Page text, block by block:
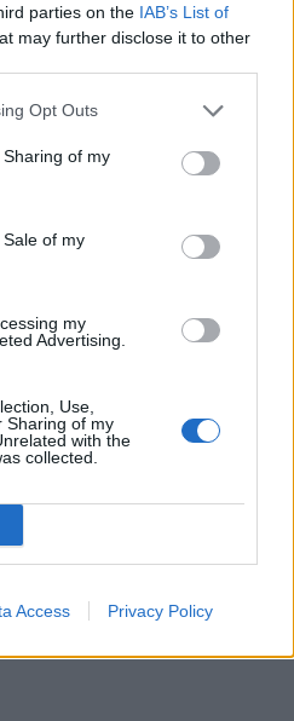
parties on the IAB’s List of
may further disclose it to other
Opt Outs
of my
of my
my
Advertising.
Use,
Sharing of my
with the
collected.
Access Privacy Policy